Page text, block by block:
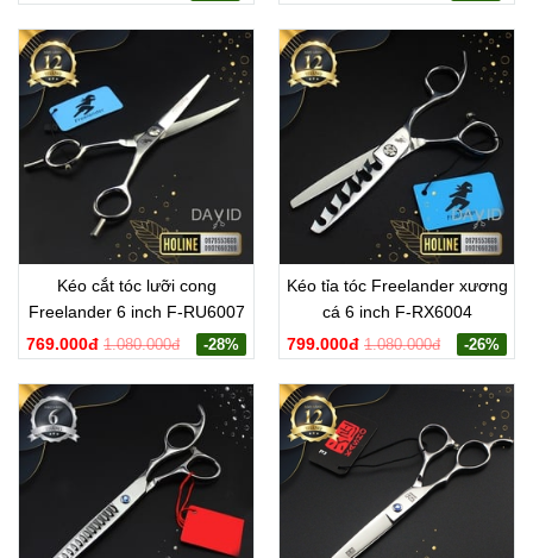
Kéo cắt tóc lưỡi cong
Freelander 6 inch F-RU6007
769.000đ 1.080.000đ -28%
Kéo tỉa tóc Freelander xương
cá 6 inch F-RX6004
799.000đ 1.080.000đ -26%